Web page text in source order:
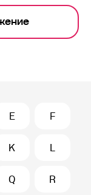
E F
K L
Q R